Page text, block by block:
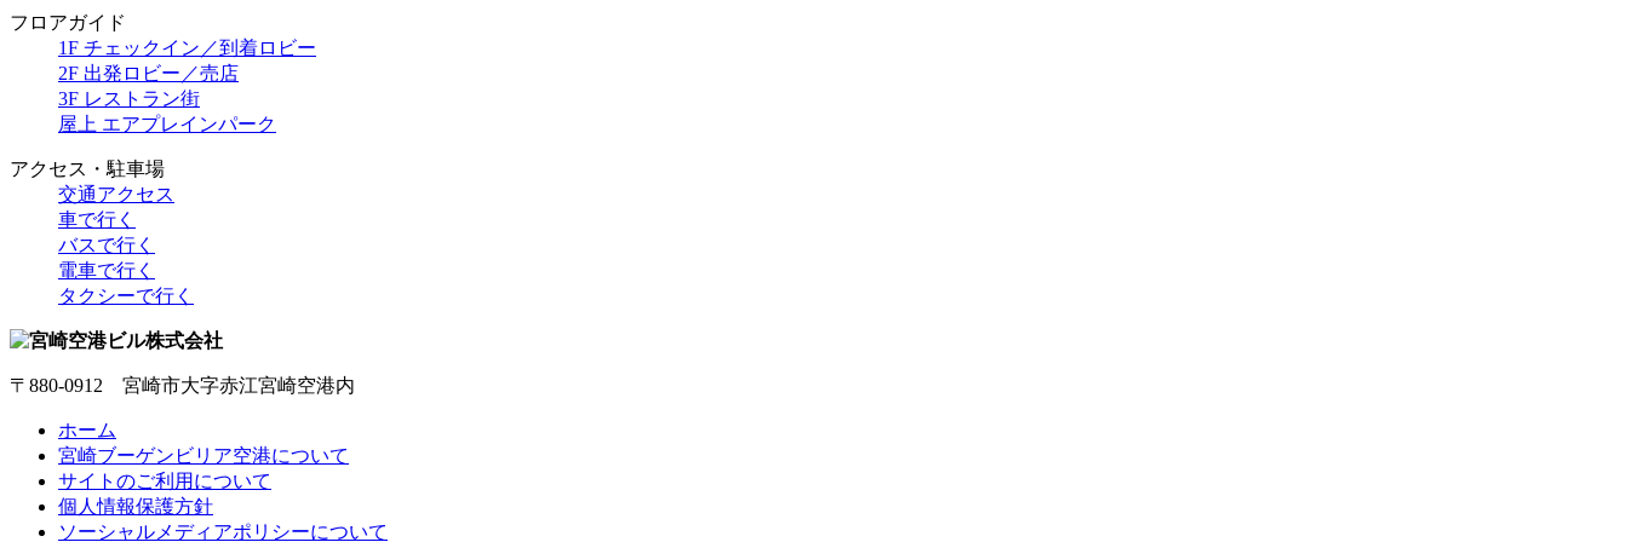
フロアガイド
1F チェックイン／到着ロビー
2F 出発ロビー／売店
3F レストラン街
屋上 エアプレインパーク
アクセス・駐車場
交通アクセス
車で行く
バスで行く
電車で行く
タクシーで行く
〒880-0912 宮崎市大字赤江宮崎空港内
ホーム
宮崎ブーゲンビリア空港について
サイトのご利用について
個人情報保護方針
ソーシャルメディアポリシーについて